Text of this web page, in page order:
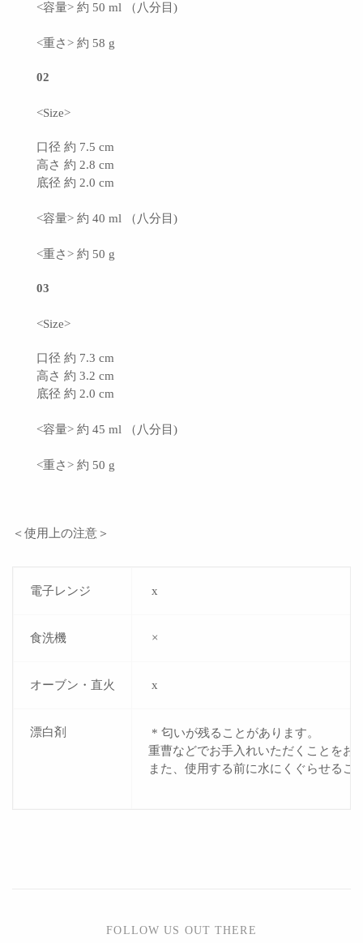
<容量> 約 50 ml （八分目)
<重さ> 約 58 g
02
<Size>
口径 約 7.5 cm
高さ 約 2.8 cm
底径 約 2.0 cm
<容量> 約 40 ml （八分目)
<重さ> 約 50 g
03
<Size>
口径 約 7.3 cm
高さ 約 3.2 cm
底径 約 2.0 cm
<容量> 約 45 ml （八分目)
<重さ> 約 50 g
＜使用上の注意＞
電子レンジ x
食洗機 ×
オーブン・直火 x
漂白剤
* 匂いが残ることがあります。
重曹などでお手入れいただくことをお
また、使用する前に水にくぐらせる
FOLLOW US OUT THERE